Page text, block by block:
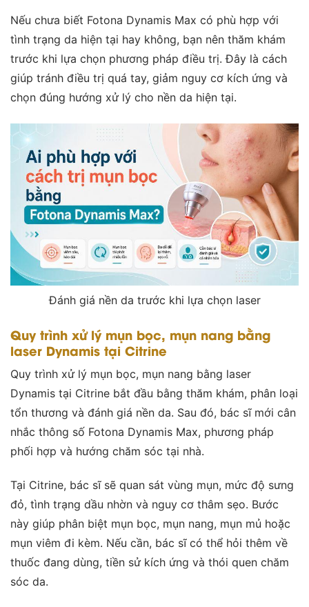
Nếu chưa biết Fotona Dynamis Max có phù hợp với
tình trạng da hiện tại hay không, bạn nên thăm khám
trước khi lựa chọn phương pháp điều trị. Đây là cách
giúp tránh điều trị quá tay, giảm nguy cơ kích ứng và
chọn đúng hướng xử lý cho nền da hiện tại.
Đánh giá nền da trước khi lựa chọn laser
Quy trình xử lý mụn bọc, mụn nang bằng
laser Dynamis tại Citrine
Quy trình xử lý mụn bọc, mụn nang bằng laser
Dynamis tại Citrine bắt đầu bằng thăm khám, phân loại
tổn thương và đánh giá nền da. Sau đó, bác sĩ mới cân
nhắc thông số Fotona Dynamis Max, phương pháp
phối hợp và hướng chăm sóc tại nhà.
Tại Citrine, bác sĩ sẽ quan sát vùng mụn, mức độ sưng
đỏ, tình trạng dầu nhờn và nguy cơ thâm sẹo. Bước
này giúp phân biệt mụn bọc, mụn nang, mụn mủ hoặc
mụn viêm đi kèm. Nếu cần, bác sĩ có thể hỏi thêm về
thuốc đang dùng, tiền sử kích ứng và thói quen chăm
sóc da.